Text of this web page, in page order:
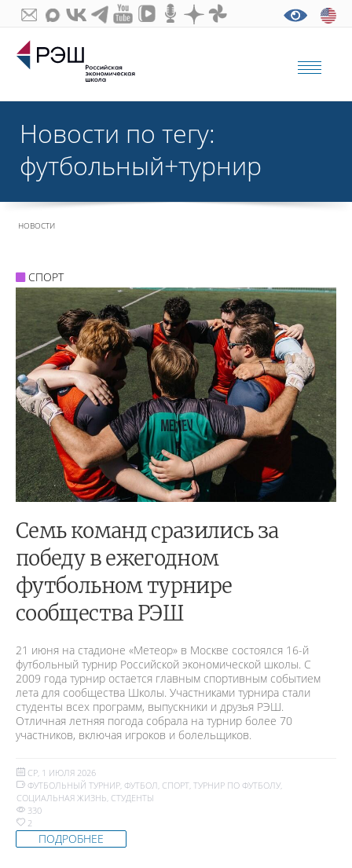
Новости по тегу:
футбольный+турнир
НОВОСТИ
СПОРТ
Семь команд сразились за
победу в ежегодном
футбольном турнире
сообщества РЭШ
21 июня на стадионе «Метеор» в Москве состоялся 16-й
футбольный турнир Российской экономической школы. С
2009 года турнир остается главным спортивным событием
лета для сообщества Школы. Участниками турнира стали
студенты всех программ, выпускники и друзья РЭШ.
Отличная летняя погода собрала на турнир более 70
участников, включая игроков и болельщиков.
СР, 1 ИЮЛЯ 2026
ФУТБОЛЬНЫЙ ТУРНИР, ФУТБОЛ, СПОРТ, ТУРНИР ПО ФУТБОЛУ,
СОЦИАЛЬНАЯ ЖИЗНЬ, СТУДЕНТЫ
330
2
ПОДРОБНЕЕ